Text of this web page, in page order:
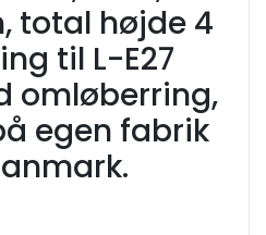
total højde 4
til L-E27
omløberring,
egen fabrik